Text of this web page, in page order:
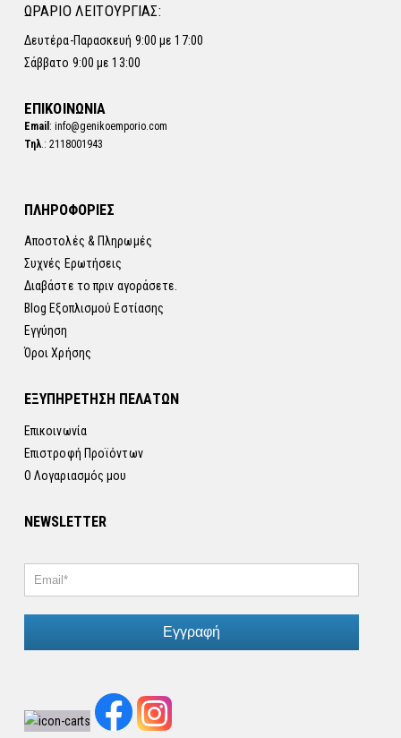
ΩΡΑΡΙΟ ΛΕΙΤΟΥΡΓΙΑΣ:
Δευτέρα-Παρασκευή 9:00 με 17:00
Σάββατο 9:00 με 13:00
ΕΠΙΚΟΙΝΩΝΙΑ
Email : info@genikoemporio.com
Τηλ.: 2118001943
ΠΛΗΡΟΦΟΡΙΕΣ
Αποστολές & Πληρωμές
Συχνές Ερωτήσεις
Διαβάστε το πριν αγοράσετε.
Blog Εξοπλισμού Εστίασης
Εγγύηση
Όροι Χρήσης
ΕΞΥΠΗΡΕΤΗΣΗ ΠΕΛΑΤΩΝ
Επικοινωνία
Επιστροφή Προϊόντων
Ο Λογαριασμός μου
NEWSLETTER
Εγγραφή